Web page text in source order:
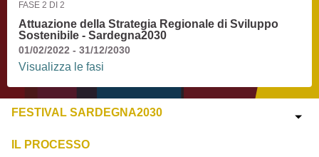
FASE 2 DI 2
Attuazione della Strategia Regionale di Sviluppo
Sostenibile - Sardegna2030
01/02/2022 - 31/12/2030
Visualizza le fasi
FESTIVAL SARDEGNA2030
IL PROCESSO